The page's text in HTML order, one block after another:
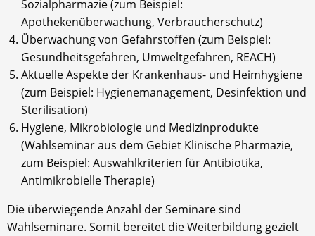
Sozialpharmazie (zum Beispiel:
Apothekenüberwachung, Verbraucherschutz)
Überwachung von Gefahrstoffen (zum Beispiel:
Gesundheitsgefahren, Umweltgefahren, REACH)
Aktuelle Aspekte der Krankenhaus- und Heimhygiene
(zum Beispiel: Hygienemanagement, Desinfektion und
Sterilisation)
Hygiene, Mikrobiologie und Medizinprodukte
(Wahlseminar aus dem Gebiet Klinische Pharmazie,
zum Beispiel: Auswahlkriterien für Antibiotika,
Antimikrobielle Therapie)
Die überwiegende Anzahl der Seminare sind
Wahlseminare. Somit bereitet die Weiterbildung gezielt